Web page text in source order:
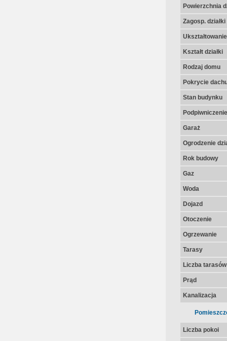
Powierzchnia
Zagosp. działki
Kształt działki
Rodzaj domu
Pokrycie
Stan budynku
Podpiwniczenie
Garaż
Ogrodzenie
Rok budowy
Gaz
Woda
Dojazd
Otoczenie
Ogrzewanie
Tarasy
Liczba tarasów
Prąd
Kanalizacja
Liczba pokoi